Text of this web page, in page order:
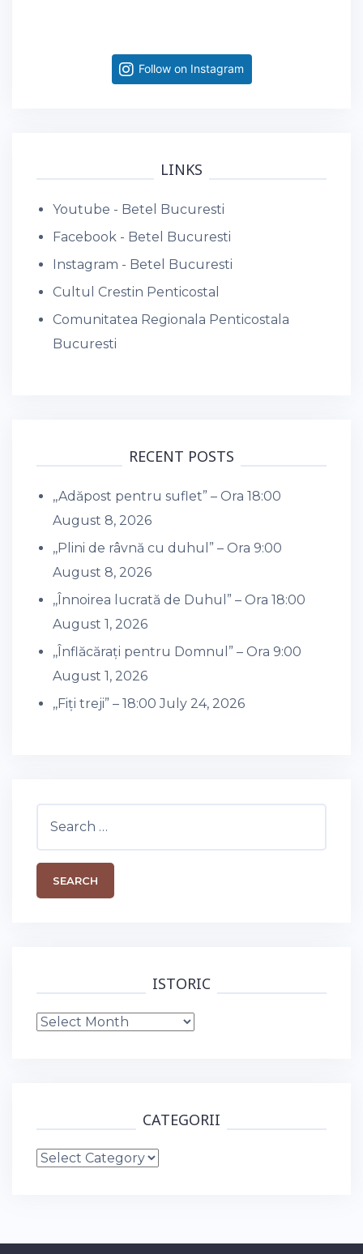
Follow on Instagram
LINKS
Youtube - Betel Bucuresti
Facebook - Betel Bucuresti
Instagram - Betel Bucuresti
Cultul Crestin Penticostal
Comunitatea Regionala Penticostala
Bucuresti
RECENT POSTS
,,Adăpost pentru suflet” – Ora 18:00
August 8, 2026
,,Plini de râvnă cu duhul” – Ora 9:00
August 8, 2026
,,Înnoirea lucrată de Duhul” – Ora 18:00
August 1, 2026
,,Înflăcărați pentru Domnul” – Ora 9:00
August 1, 2026
,,Fiți treji” – 18:00 July 24, 2026
ISTORIC
Istoric
CATEGORII
Categorii